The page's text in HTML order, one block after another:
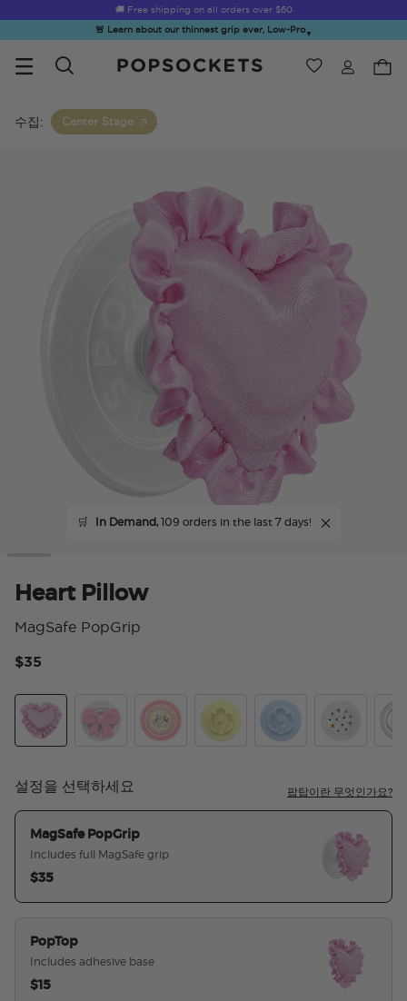
🚚 Free shipping on all orders over $60
Summer Sendoff Sale is on 🚨 Up to 60% off
🚨 Learn about our thinnest grip ever, Low-Pro▼
위시리스트
Hello Kitty®
and Friends
Second
Morning
Sea Spell
수집: Center Stage
🛒 In Demand,109 orders in the last 7 days!
Heart Pillow
MagSafe PopGrip
$35
설정을 선택하세요 팝탑이란 무엇인가요?
MagSafe PopGrip
Includes full MagSafe grip
$35
PopTop
Includes adhesive base
$15